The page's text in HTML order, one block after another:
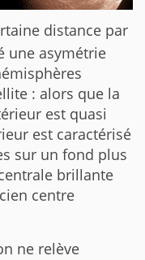
distance par
une asymétrie
: alors que la
est quasi
est caractérisé
sur un fond plus
brillante
centre
ne relève